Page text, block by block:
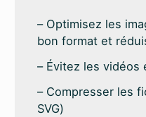
Optimisez les
bon format et
Évitez les vidéos
Compresser les
SVG)